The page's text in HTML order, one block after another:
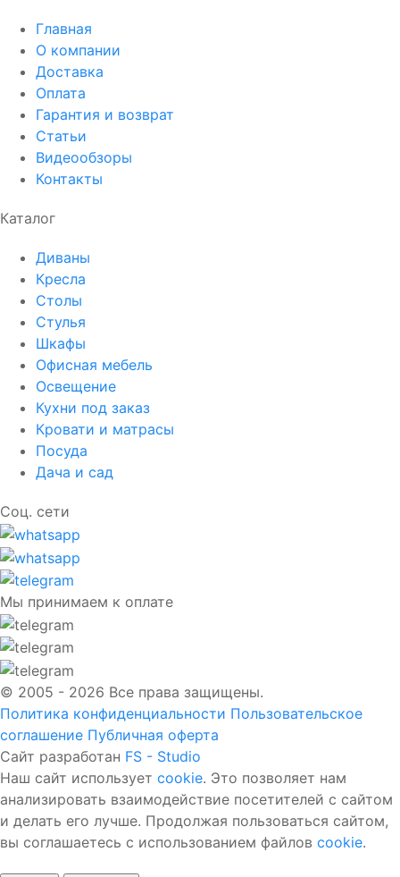
Главная
О компании
Доставка
Оплата
Гарантия и возврат
Статьи
Видеообзоры
Контакты
Каталог
Диваны
Кресла
Столы
Стулья
Шкафы
Офисная мебель
Освещение
Кухни под заказ
Кровати и матрасы
Посуда
Дача и сад
Соц. сети
Мы принимаем к оплате
© 2005 - 2026 Все права защищены.
Политика конфиденциальности Пользовательское
соглашение Публичная оферта
Сайт разработан FS - Studio
Наш сайт использует cookie. Это позволяет нам
анализировать взаимодействие посетителей с сайтом
и делать его лучше. Продолжая пользоваться сайтом,
вы соглашаетесь с использованием файлов cookie.